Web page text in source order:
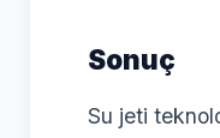
Sonuç
Su jeti